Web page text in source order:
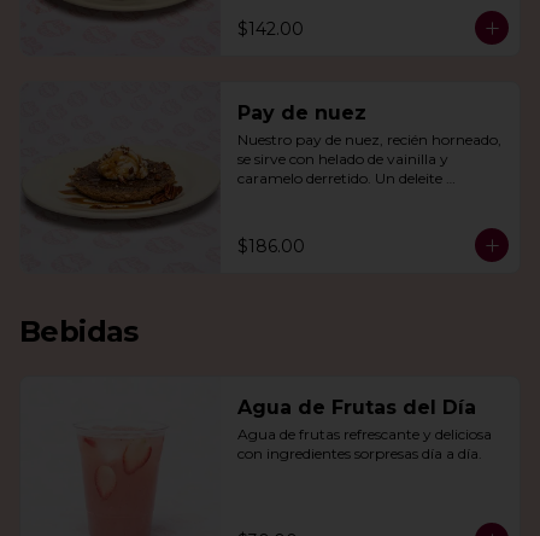
$142.00
Pay de nuez
Nuestro pay de nuez, recién horneado,
se sirve con helado de vainilla y
caramelo derretido. Un deleite
$186.00
Bebidas
Agua de Frutas del Día
Agua de frutas refrescante y deliciosa
con ingredientes sorpresas día a día.